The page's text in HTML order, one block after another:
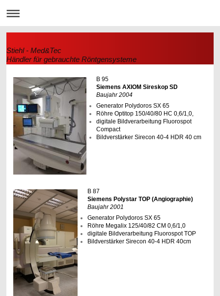
Stiehl - Med&Tec
Händler für gebrauchte Röntgensysteme
B 95
Siemens AXIOM Sireskop SD
Baujahr 2004
Generator Polydoros SX 65
Röhre Optitop 150/40/80 HC 0,6/1,0,
digitale Bildverarbeitung Fluorospot
Compact
Bildverstärker Sirecon 40-4 HDR 40 cm
B 87
Siemens Polystar TOP (Angiographie)
Baujahr 2001
Generator Polydoros SX 65
Röhre Megalix 125/40/82 CM 0,6/1,0
digitale Bildverarbeitung Fluorospot TOP
Bildverstärker Sirecon 40-4 HDR 40cm